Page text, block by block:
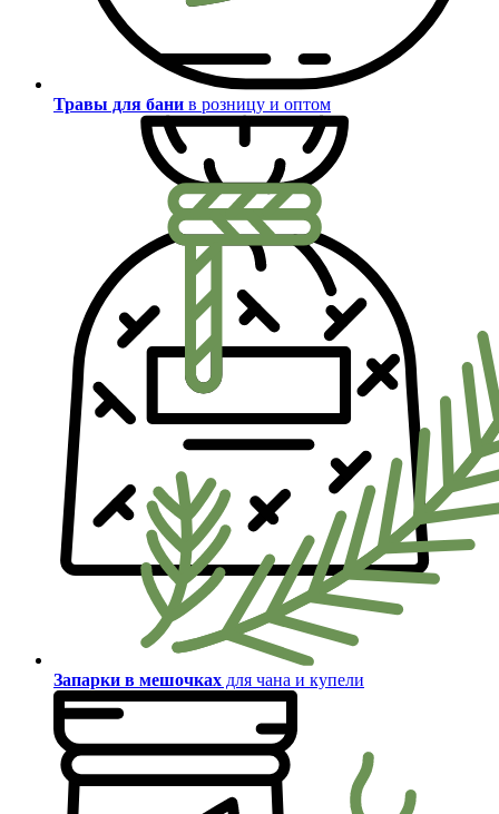
Травы для бани в розницу и оптом
Запарки в мешочках для чана и купели